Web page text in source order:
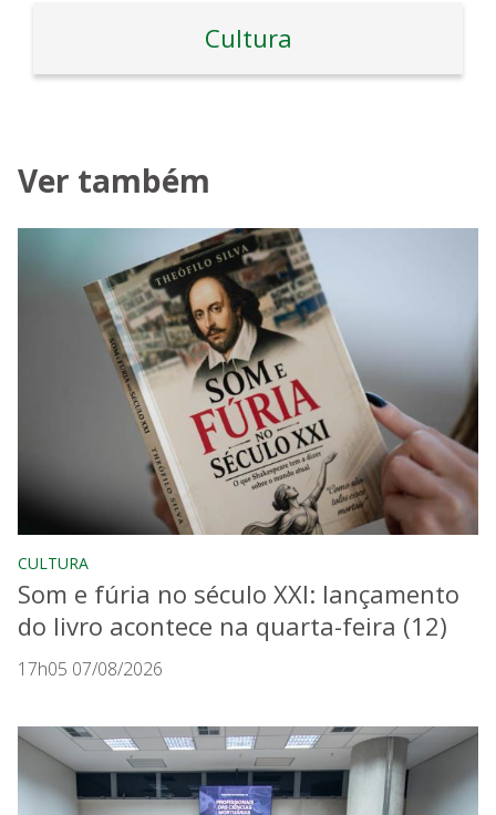
Cultura
Ver também
CULTURA
Som e fúria no século XXI: lançamento
do livro acontece na quarta-feira (12)
17h05 07/08/2026